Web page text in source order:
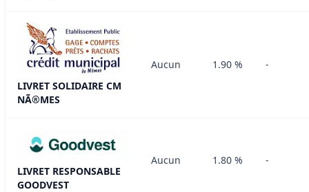
LIVRET SOLIDAIRE CM
NÃ®MES
Aucun 1.90 % -
LIVRET RESPONSABLE
GOODVEST
Aucun 1.80 % -